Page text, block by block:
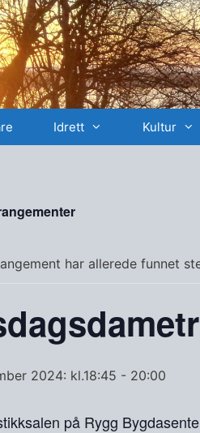
Idrett Kultur
har allerede funnet
2024: kl.18:45 - 20:00
på Rygg